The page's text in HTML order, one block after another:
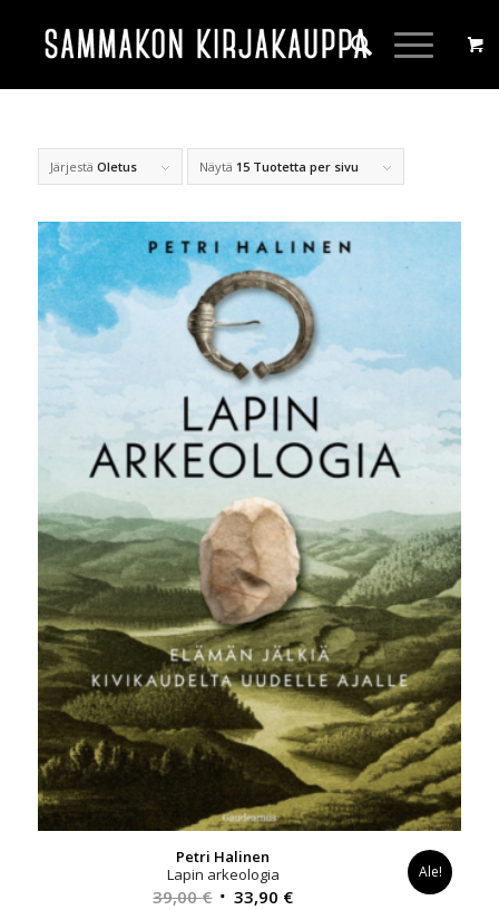
Järjestä Oletus Näytä 15 Tuotetta per sivu
Petri Halinen
Lapin arkeologia
39,00€ Alkuperäinen
33,90 €Nykyinen
Ale!